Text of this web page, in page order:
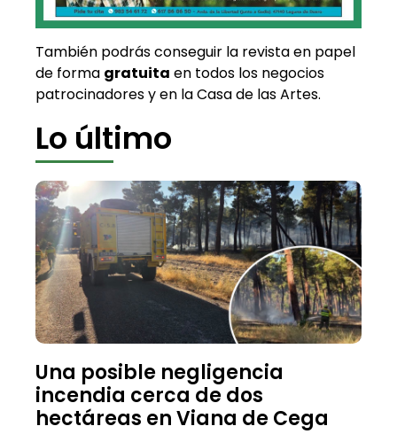
También podrás conseguir la revista en papel
de forma gratuita en todos los negocios
patrocinadores y en la Casa de las Artes.
Lo último
Una posible negligencia
incendia cerca de dos
hectáreas en Viana de Cega